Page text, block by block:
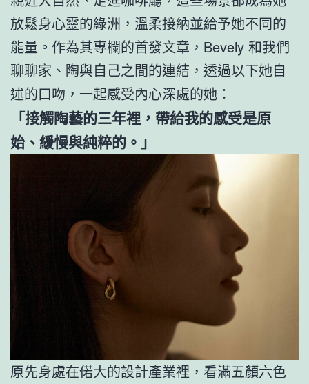
放鬆身心靈的綠洲，溫柔接納並給予她不同的
能量。作為其專欄的首發文章，Bevely 和我們
聊聊家、陶與自己之間的連結，透過以下她自
述的口吻，一起感受內心深處的她：
「接觸陶藝的三年裡，帶給我的感受是原
始、緩慢與純粹的。」
原先身處在偌大的設計產業裡，看滿五顏六色